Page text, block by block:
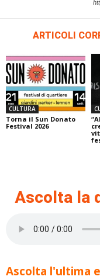
ARTICOLI
CULTURA
Torna il Sun Donato
Festival 2026
Ascolta la
Ascolta l'ultima